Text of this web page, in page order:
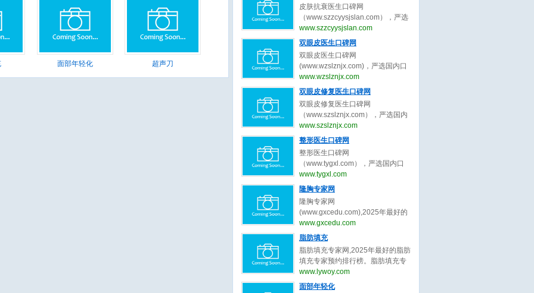
面部年轻化 超声刀
填充求美者整形决策提出最真实的
脂肪填充医美评价参考。做脂肪填
充医美前，先上脂肪填充医生口碑
网。
皮肤抗衰医生口碑网
（www.szzcyysjslan.com），严选
国内口碑最好的皮肤抗衰医生，收
集全网最真实的关于皮肤抗衰医
价，为皮肤抗衰求美者整形决策提
出最真实的皮肤抗衰医美评价参
考。做皮肤抗衰医美前，先上皮肤
抗衰医生口碑网。
www.szzcyysjslan.com
双眼皮医生口碑网
双眼皮医生口碑网
(www.wzslznjx.com)，严选国内口
碑最好的双眼皮医生，收集全网最
真实的关于双眼皮医生、双眼皮专
者整形决策提出最真实的双眼皮医
美评价参考。做双眼皮医美前，先
上双眼皮医生口碑网。
www.wzslznjx.com
双眼皮修复医生口碑网
双眼皮修复医生口碑网
（www.szslznjx.com），严选国内
口碑最好的双眼皮修复医生，收集
全网最真实的关于眼修复医生、双
眼修复求美者整形决策提出最真实
的眼修复医美评价参考。做双眼皮
修复前，先上双眼皮修复医生口碑
网。
www.szslznjx.com
整形医生口碑网
整形医生口碑网
（www.tygxl.com），严选国内口
碑最好的整形医生，收集全网最真
实的关于整形医生、整容医生的最
出最真实的医美评价参考。整容
前，先上整形医生口碑网
www.tygxl.com
隆胸专家网
隆胸专家网
(www.gxcedu.com),2025年最好的
隆胸专家预约排行榜。隆胸专家
网，提供,许扬滨,李胜旭,郑志芳,林
巍,王明利等关于隆胸的专家和信
息。预约咨询微信：
bianmei0528。隆胸是指通过医学
或非医学手段增大乳房体积、改善
www.gxcedu.com
脂肪填充
脂肪填充专家网,2025年最好的脂肪
填充专家预约排行榜。脂肪填充专
家网，提供,曹孟君,汪新伟,刘李娜,
刘冲,李建锐,程辰,王志强,王东,鲁峰,
www.lywoy.com
面部年轻化